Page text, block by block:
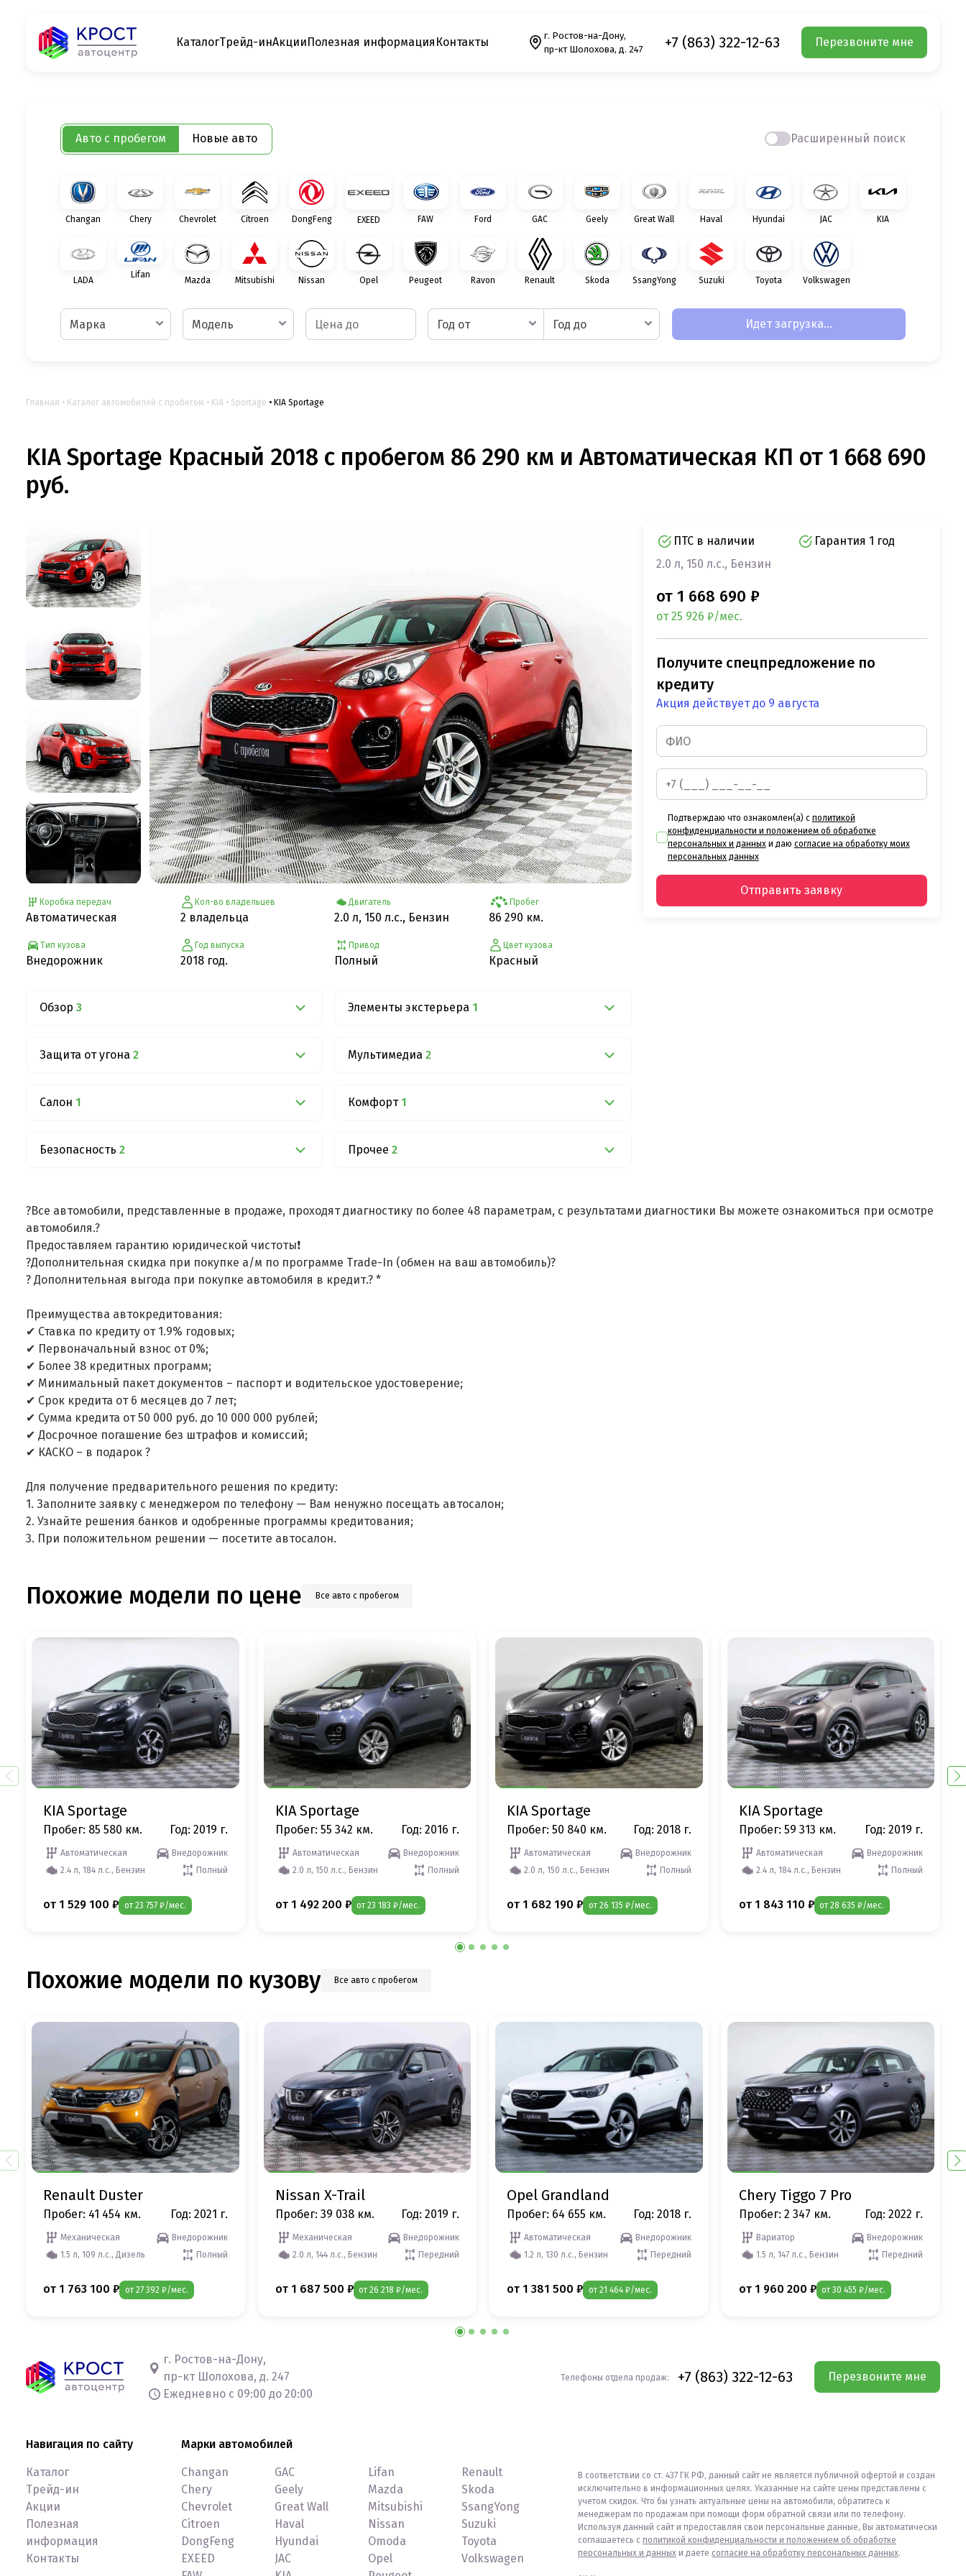
КаталогТрейд-инАкцииПолезная информация Контакты
г. Ростов-на-Дону,
пр-кт Шолохова, д. 247
+7 (863) 322-12-63 Перезвоните мне
Авто с пробегом Новые авто Расширенный поиск
Changan Chery Chevrolet Citroen DongFeng EXEED FAW Ford GAC Geely Great Wall Haval Hyundai JAC KIA
LADA
Lifan
Mazda Mitsubishi Nissan Opel Peugeot Ravon Renault Skoda SsangYong Suzuki Toyota Volkswagen
Марка Модель Год от Год до Идет загрузка...
Главная Каталог автомобилей с пробегом KIA Sportage KIA Sportage
KIA Sportage Красный 2018 с пробегом 86 290 км и Автоматическая КП от 1 668 690
руб.
Коробка передач
Автоматическая
Тип кузова
Внедорожник
Кол-во владельцев
2 владельца
Год выпуска
2018 год.
Двигатель
2.0 л, 150 л.с., Бензин
Привод
Полный
Пробег
86 290 км.
Цвет кузова
Красный
Обзор 3 Элементы экстерьера 1
Защита от угона 2 Мультимедиа 2
Салон 1 Комфорт 1
Безопасность 2 Прочее 2
ПТС в наличии
Гарантия 1 год
2.0 л, 150 л.с., Бензин
от 1 668 690 ₽
от 25 926 ₽/мес.
Получите спецпредложение по
кредиту
Акция действует до 9 августа
Подтверждаю что ознакомлен(а) с политикой
конфиденциальности и положением об обработке
персональных и данныхи даю согласие на обработку моих
персональных данных
Отправить заявку
?Все автомобили, представленные в продаже, проходят диагностику по более 48 параметрам, с результатами диагностики Вы можете ознакомиться при осмотре
автомобиля.?
Предоставляем гарантию юридической чистоты❗
?Дополнительная скидка при покупке а/м по программе Trade-In (обмен на ваш автомобиль)?
? Дополнительная выгода при покупке автомобиля в кредит.? *
Преимущества автокредитования:
✔ Ставка по кредиту от 1.9% годовых;
✔ Первоначальный взнос от 0%;
✔ Более 38 кредитных программ;
✔ Минимальный пакет документов – паспорт и водительское удостоверение;
✔ Срок кредита от 6 месяцев до 7 лет;
✔ Сумма кредита от 50 000 руб. до 10 000 000 рублей;
✔ Досрочное погашение без штрафов и комиссий;
✔ КАСКО – в подарок ?
Для получение предварительного решения по кредиту:
1. Заполните заявку с менеджером по телефону — Вам ненужно посещать автосалон;
2. Узнайте решения банков и одобренные программы кредитования;
3. При положительном решении — посетите автосалон.
Похожие модели по цене Все авто с пробегом
KIA Sportage
Пробег: 85 580 км. Год: 2019 г.
Автоматическая
Внедорожник
2.4 л, 184 л.с., Бензин
Полный
от 1 529 100 ₽ от 23 757 ₽/мес.
KIA Sportage
Пробег: 55 342 км. Год: 2016 г.
Автоматическая
Внедорожник
2.0 л, 150 л.с., Бензин
Полный
от 1 492 200 ₽ от 23 183 ₽/мес.
KIA Sportage
Пробег: 50 840 км. Год: 2018 г.
Автоматическая
Внедорожник
2.0 л, 150 л.с., Бензин
Полный
от 1 682 190 ₽ от 26 135 ₽/мес.
KIA Sportage
Пробег: 59 313 км. Год: 2019 г.
Автоматическая
Внедорожник
2.4 л, 184 л.с., Бензин
Полный
от 1 843 110 ₽ от 28 635 ₽/мес.
Похожие модели по кузову Все авто с пробегом
Renault Duster
Пробег: 41 454 км. Год: 2021 г.
Механическая
Внедорожник
1.5 л, 109 л.с., Дизель
Полный
от 1 763 100 ₽ от 27 392 ₽/мес.
Nissan X-Trail
Пробег: 39 038 км. Год: 2019 г.
Механическая
Внедорожник
2.0 л, 144 л.с., Бензин
Передний
от 1 687 500 ₽ от 26 218 ₽/мес.
Opel Grandland
Пробег: 64 655 км. Год: 2018 г.
Автоматическая
Внедорожник
1.2 л, 130 л.с., Бензин
Передний
от 1 381 500 ₽ от 21 464 ₽/мес.
Chery Tiggo 7 Pro
Пробег: 2 347 км. Год: 2022 г.
Вариатор
Внедорожник
1.5 л, 147 л.с., Бензин
Передний
от 1 960 200 ₽ от 30 455 ₽/мес.
г. Ростов-на-Дону,
пр-кт Шолохова, д. 247
Ежедневно с 09:00 до 20:00
Телефоны отдела продаж: +7 (863) 322-12-63 Перезвоните мне
Навигация по сайту
Каталог
Трейд-ин
Акции
Полезная
информация
Контакты
Марки автомобилей
Changan
Chery
Chevrolet
Citroen
DongFeng
EXEED
GAC
Geely
Great Wall
Haval
Hyundai
JAC
Lifan
Mazda
Mitsubishi
Nissan
Omoda
Opel
Renault
Skoda
SsangYong
Suzuki
Toyota
Volkswagen
В соответствии со ст. 437 ГК РФ, данный сайт не является публичной офертой и создан
исключительно в информационных целях. Указанные на сайте цены представлены с
учетом скидок. Что бы узнать актуальные цены на автомобили, обратитесь к
менеджерам по продажам при помощи форм обратной связи или по телефону.
Используя данный сайт и предоставляя свои персональные данные, Вы автоматически
соглашаетесь с политикой конфиденциальности и положением об обработке
персональных и данных и даете согласие на обработку персональных данных.